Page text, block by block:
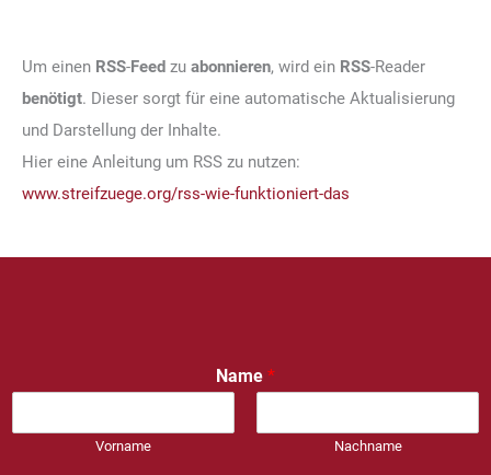
Um einen RSS-Feed zu abonnieren, wird ein RSS-Reader
benötigt. Dieser sorgt für eine automatische Aktualisierung
und Darstellung der Inhalte.
Hier eine Anleitung um RSS zu nutzen:
www.streifzuege.org/rss-wie-funktioniert-das
Name *
Vorname Nachname